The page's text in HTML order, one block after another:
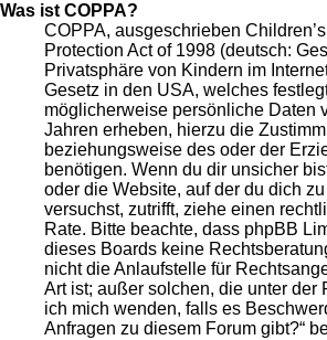
Was ist COPPA?
COPPA, ausgeschrieben
Protection Act of 1998 (deutsch:
Privatsphäre von Kindern im
Gesetz in den USA, welches
möglicherweise persönliche Daten
Jahren erheben, hierzu die
beziehungsweise des oder der
benötigen. Wenn du dir unsicher
oder die Website, auf der du dich
versuchst, zutrifft, ziehe einen
Rate. Bitte beachte, dass phpBB
dieses Boards keine
nicht die Anlaufstelle für
Art ist; außer solchen, die unter der
ich mich wenden, falls es
Anfragen zu diesem Forum gibt?“